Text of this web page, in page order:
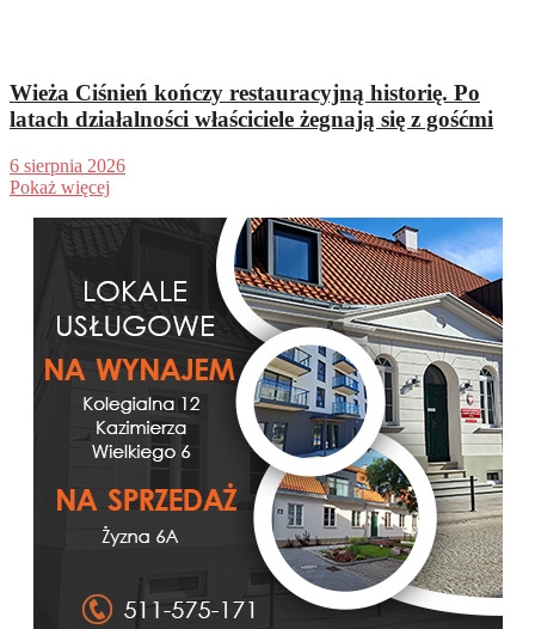
Wieża Ciśnień kończy restauracyjną historię. Po
latach działalności właściciele żegnają się z gośćmi
6 sierpnia 2026
Pokaż więcej